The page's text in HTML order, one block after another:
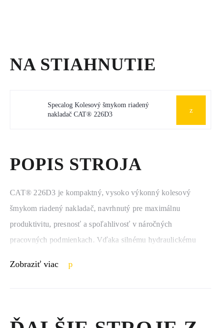
NA STIAHNUTIE
Specalog Kolesový šmykom riadený
nakladač CAT® 226D3
POPIS STROJA
CAT® 226D3 je kompaktný, vysoko výkonný kolesový
šmykom riadený nakladač, navrhnutý pre maximálnu
produktivitu, presnosť a spoľahlivosť v náročných
pracovných podmienkach. Vďaka silnému hydraulickému
poskytuje tento model ideálnu kombináciu výkonu a efektivity
Zobraziť viac